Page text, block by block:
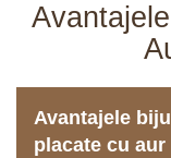
Avantajele
placate cu aur